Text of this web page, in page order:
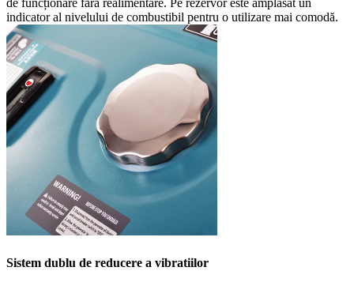
de funcționare fără realimentare. Pe rezervor este amplasat un
indicator al nivelului de combustibil pentru o utilizare mai comodă.
Sistem dublu de reducere a vibratiilor